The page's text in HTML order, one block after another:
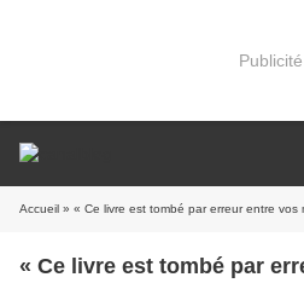
Publicité
Accueil » « Ce livre est tombé par erreur entre vos
« Ce livre est tombé par